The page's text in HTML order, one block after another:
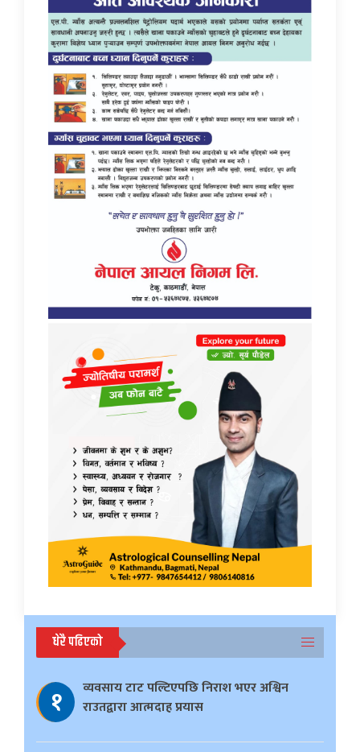
धेरै पढिएको
१
व्यवसाय टाट पल्टिएपछि निराश भएर अश्विन
राउतद्वारा आत्मदाह प्रयास